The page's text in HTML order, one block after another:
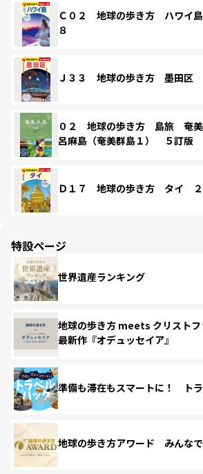
Ｃ０２ 地球の歩き方 ハワイ
８
Ｊ３３ 地球の歩き方 墨田区
０２ 地球の歩き方 島旅 奄
呂麻島（奄美群島１） ５訂版
Ｄ１７ 地球の歩き方 タイ ２
特設ページ
世界遺産ランキング
地球の歩き方 meets クリスト
最新作『オデュッセイア』
準備も滞在もスマートに！ ト
地球の歩き方アワード みんなで